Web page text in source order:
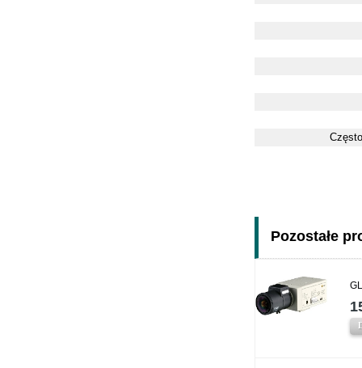
Pozostałe